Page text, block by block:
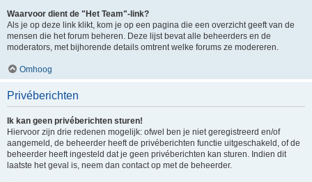
Waarvoor dient de "Het Team"-link?
Als je op deze link klikt, kom je op een pagina die een overzicht geeft van de
mensen die het forum beheren. Deze lijst bevat alle beheerders en de
moderators, met bijhorende details omtrent welke forums ze modereren.
Omhoog
Privéberichten
Ik kan geen privéberichten sturen!
Hiervoor zijn drie redenen mogelijk: ofwel ben je niet geregistreerd en/of
aangemeld, de beheerder heeft de privéberichten functie uitgeschakeld, of de
beheerder heeft ingesteld dat je geen privéberichten kan sturen. Indien dit
laatste het geval is, neem dan contact op met de beheerder.